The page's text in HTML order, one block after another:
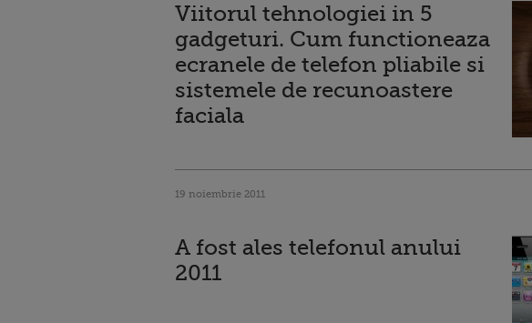
Viitorul tehnologiei in 5
gadgeturi. Cum functioneaza
ecranele de telefon pliabile si
sistemele de recunoastere
faciala
19 noiembrie 2011
A fost ales telefonul anului
2011